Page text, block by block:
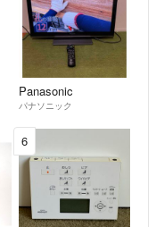
Panasonic
パナソニック
6